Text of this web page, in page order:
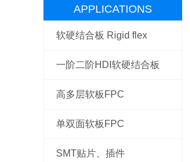
APPLICATIONS
软硬结合板 Rigid flex
一阶二阶HDI软硬结合板
高多层软板FPC
单双面软板FPC
SMT贴片、插件